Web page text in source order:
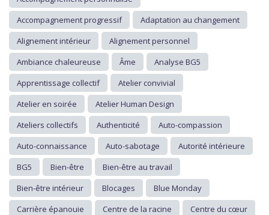
Accompagnement progressif
Adaptation au changement
Alignement intérieur
Alignement personnel
Ambiance chaleureuse
Âme
Analyse BG5
Apprentissage collectif
Atelier convivial
Atelier en soirée
Atelier Human Design
Ateliers collectifs
Authenticité
Auto-compassion
Auto-connaissance
Auto-sabotage
Autorité intérieure
BG5
Bien-être
Bien-être au travail
Bien-être intérieur
Blocages
Blue Monday
Carrière épanouie
Centre de la racine
Centre du cœur